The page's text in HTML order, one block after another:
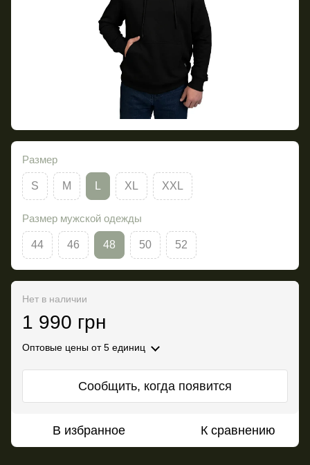
Размер
S M L XL XXL
Размер мужской одежды
44 46 48 50 52
Нет в наличии
1 990 грн
Оптовые цены от 5 единиц
Сообщить, когда появится
В избранное К сравнению